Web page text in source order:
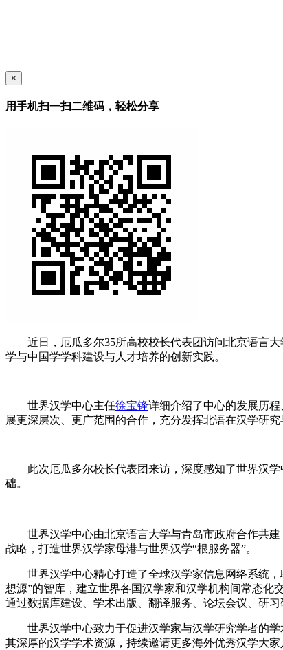
×
用手机扫一扫二维码，轻松分享
近日，厄瓜多尔35所高校校长代表团访问北京语言大
学与中国学学科建设与人才培养的创新实践。
世界汉学中心主任徐宝锋详细介绍了中心的发展历
展更深层次、更广范围的合作，充分发挥北语在汉学研
此次厄瓜多尔校长代表团来访，深度感知了世界汉学
础。
世界汉学中心由北京语言大学与青岛市政府合作共建
战略，打造世界汉学家母港与世界汉学“根服务器”。
世界汉学中心精心打造了全球汉学家信息网络系统，
想源”的智库，建立世界各国汉学家和汉学机构间常态
通过数据库建设、学术出版、翻译服务、论坛会议、研
世界汉学中心致力于促进汉学家与汉学研究学者的学
其深厚的汉学学术资源，持续邀请更多海外优秀汉学大